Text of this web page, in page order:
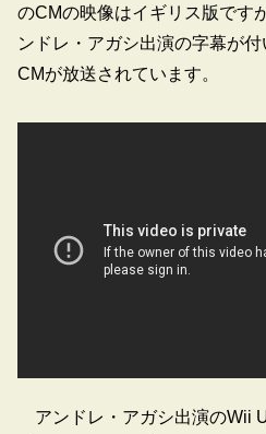
のCMの映像はイギリス版です
ンドレ・アガシ出演の字幕が
CMが放送されています。
アンドレ・アガシ出演のWii